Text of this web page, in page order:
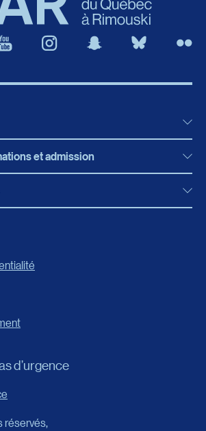
et admission
et admission
d’urgence
réservés,